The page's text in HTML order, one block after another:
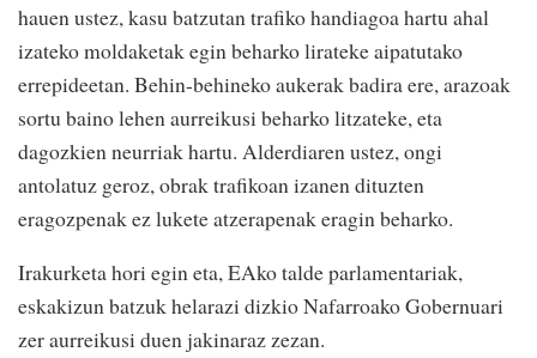
hauen ustez, kasu batzutan trafiko handiagoa hartu ahal
izateko moldaketak egin beharko lirateke aipatutako
errepideetan. Behin-behineko aukerak badira ere, arazoak
sortu baino lehen aurreikusi beharko litzateke, eta
dagozkien neurriak hartu. Alderdiaren ustez, ongi
antolatuz geroz, obrak trafikoan izanen dituzten
eragozpenak ez lukete atzerapenak eragin beharko.
Irakurketa hori egin eta, EAko talde parlamentariak,
eskakizun batzuk helarazi dizkio Nafarroako Gobernuari
zer aurreikusi duen jakinaraz zezan.